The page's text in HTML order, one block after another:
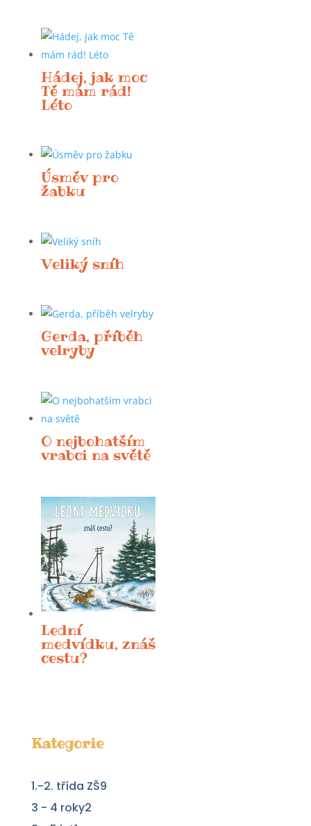
Hádej, jak moc
Tě mám rád!
Léto
Úsměv pro
žabku
Veliký sníh
Gerda, příběh
velryby
O nejbohatším
vrabci na světě
Lední
medvídku, znáš
cestu?
Kategorie
1.-2. třída ZŠ99
3 - 4 roky22